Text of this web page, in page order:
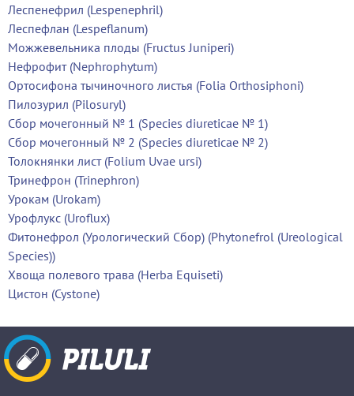
Леспенефрил (Lespenephril)
Леспефлан (Lespeflanum)
Можжевельника плоды (Fructus Juniperi)
Нефрофит (Nephrophytum)
Ортосифона тычиночного листья (Folia Orthosiphoni)
Пилозурил (Pilosuryl)
Сбор мочегонный № 1 (Species diureticae № 1)
Сбор мочегонный № 2 (Species diureticae № 2)
Толокнянки лист (Folium Uvae ursi)
Тринефрон (Trinephron)
Урокам (Urokam)
Урофлукс (Uroflux)
Фитонефрол (Урологический Сбор) (Phytonefrol (Ureological
Species))
Хвоща полевого трава (Herba Equiseti)
Цистон (Cystone)